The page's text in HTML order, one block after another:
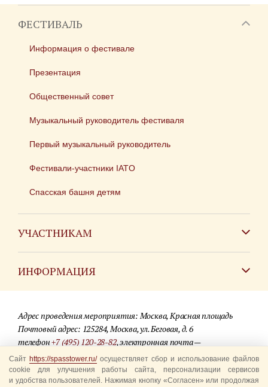
ФЕСТИВАЛЬ
Информация о фестивале
Презентация
Общественный совет
Музыкальный руководитель фестиваля
Первый музыкальный руководитель
Фестивали-участники IATO
Спасская башня детям
УЧАСТНИКАМ
ИНФОРМАЦИЯ
Для СМИ
Где купить билеты
Акции
Адрес проведения мероприятия: Москва, Красная площадь
Почтовый адрес: 125284, Москва, ул. Беговая, д. 6
телефон+7 (495) 120-28-82, электронная почта —
info@spasstower.ru
© 2009-2025 Официальный сайт фестиваля «Спасская башня»
Сайт https://spasstower.ru/осуществляет сбор и использование файлов
cookie для улучшения работы сайта, персонализации сервисов
и удобства пользователей. Нажимая кнопку «Согласен» или продолжая